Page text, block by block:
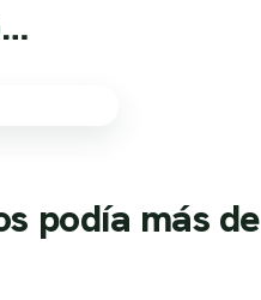
podía más de